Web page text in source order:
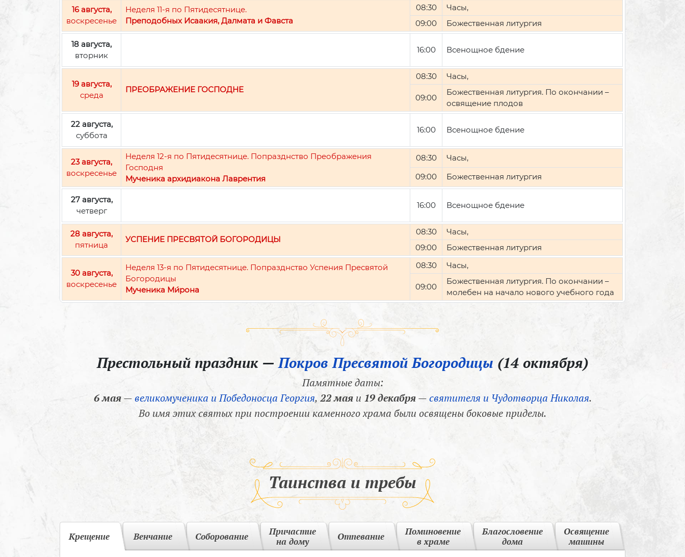
16 августа,
воскресенье
Неделя 11-я по Пятидесятнице.
Преподобных Исаакия, Далмата и Фавста
08:30
Часы,
09:00
Божественная литургия
18 августа,
вторник
16:00 Всенощное бдение
19 августа,
среда
ПРЕОБРАЖЕНИЕ ГОСПОДНЕ
08:30 Часы,
09:00
Божественная литургия. По окончании –
освящение плодов
22 августа,
суббота
16:00 Всенощное бдение
23 августа,
воскресенье
Неделя 12-я по Пятидесятнице. Попразднство Преображения
Господня
Мученика архидиакона Лаврентия
08:30
Часы,
09:00
Божественная литургия
27 августа,
четверг
16:00 Всенощное бдение
28 августа,
пятница
УСПЕНИЕ ПРЕСВЯТОЙ БОГОРОДИЦЫ
08:30
Часы,
09:00
Божественная литургия
30 августа,
воскресенье
Неделя 13-я по Пятидесятнице. Попразднство Успения Пресвятой
Богородицы
Мученика Ми́рона
08:30 Часы,
09:00
Божественная литургия. По окончании –
молебен на начало нового учебного года
Престольный праздник —Покров Пресвятой Богородицы (14 октября)
Памятные даты:
6 мая—великомученика и Победоносца Георгия, 22 маяи 19 декабря—святителя и Чудотворца Николая.
Во имя этих святых при построении каменного храма были освящены боковые приделы.
Таинства и требы
Крещение Венчание Соборование
Причастие
на дому
Отпевание
Поминовение
в храме
Благословение
дома
Освящение
машины